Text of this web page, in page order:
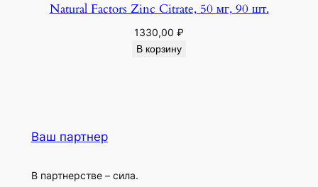
Natural Factors Zinc Citrate, 50 мг, 90 шт.
1330,00 ₽
В корзину
Ваш партнер
В партнерстве – сила.